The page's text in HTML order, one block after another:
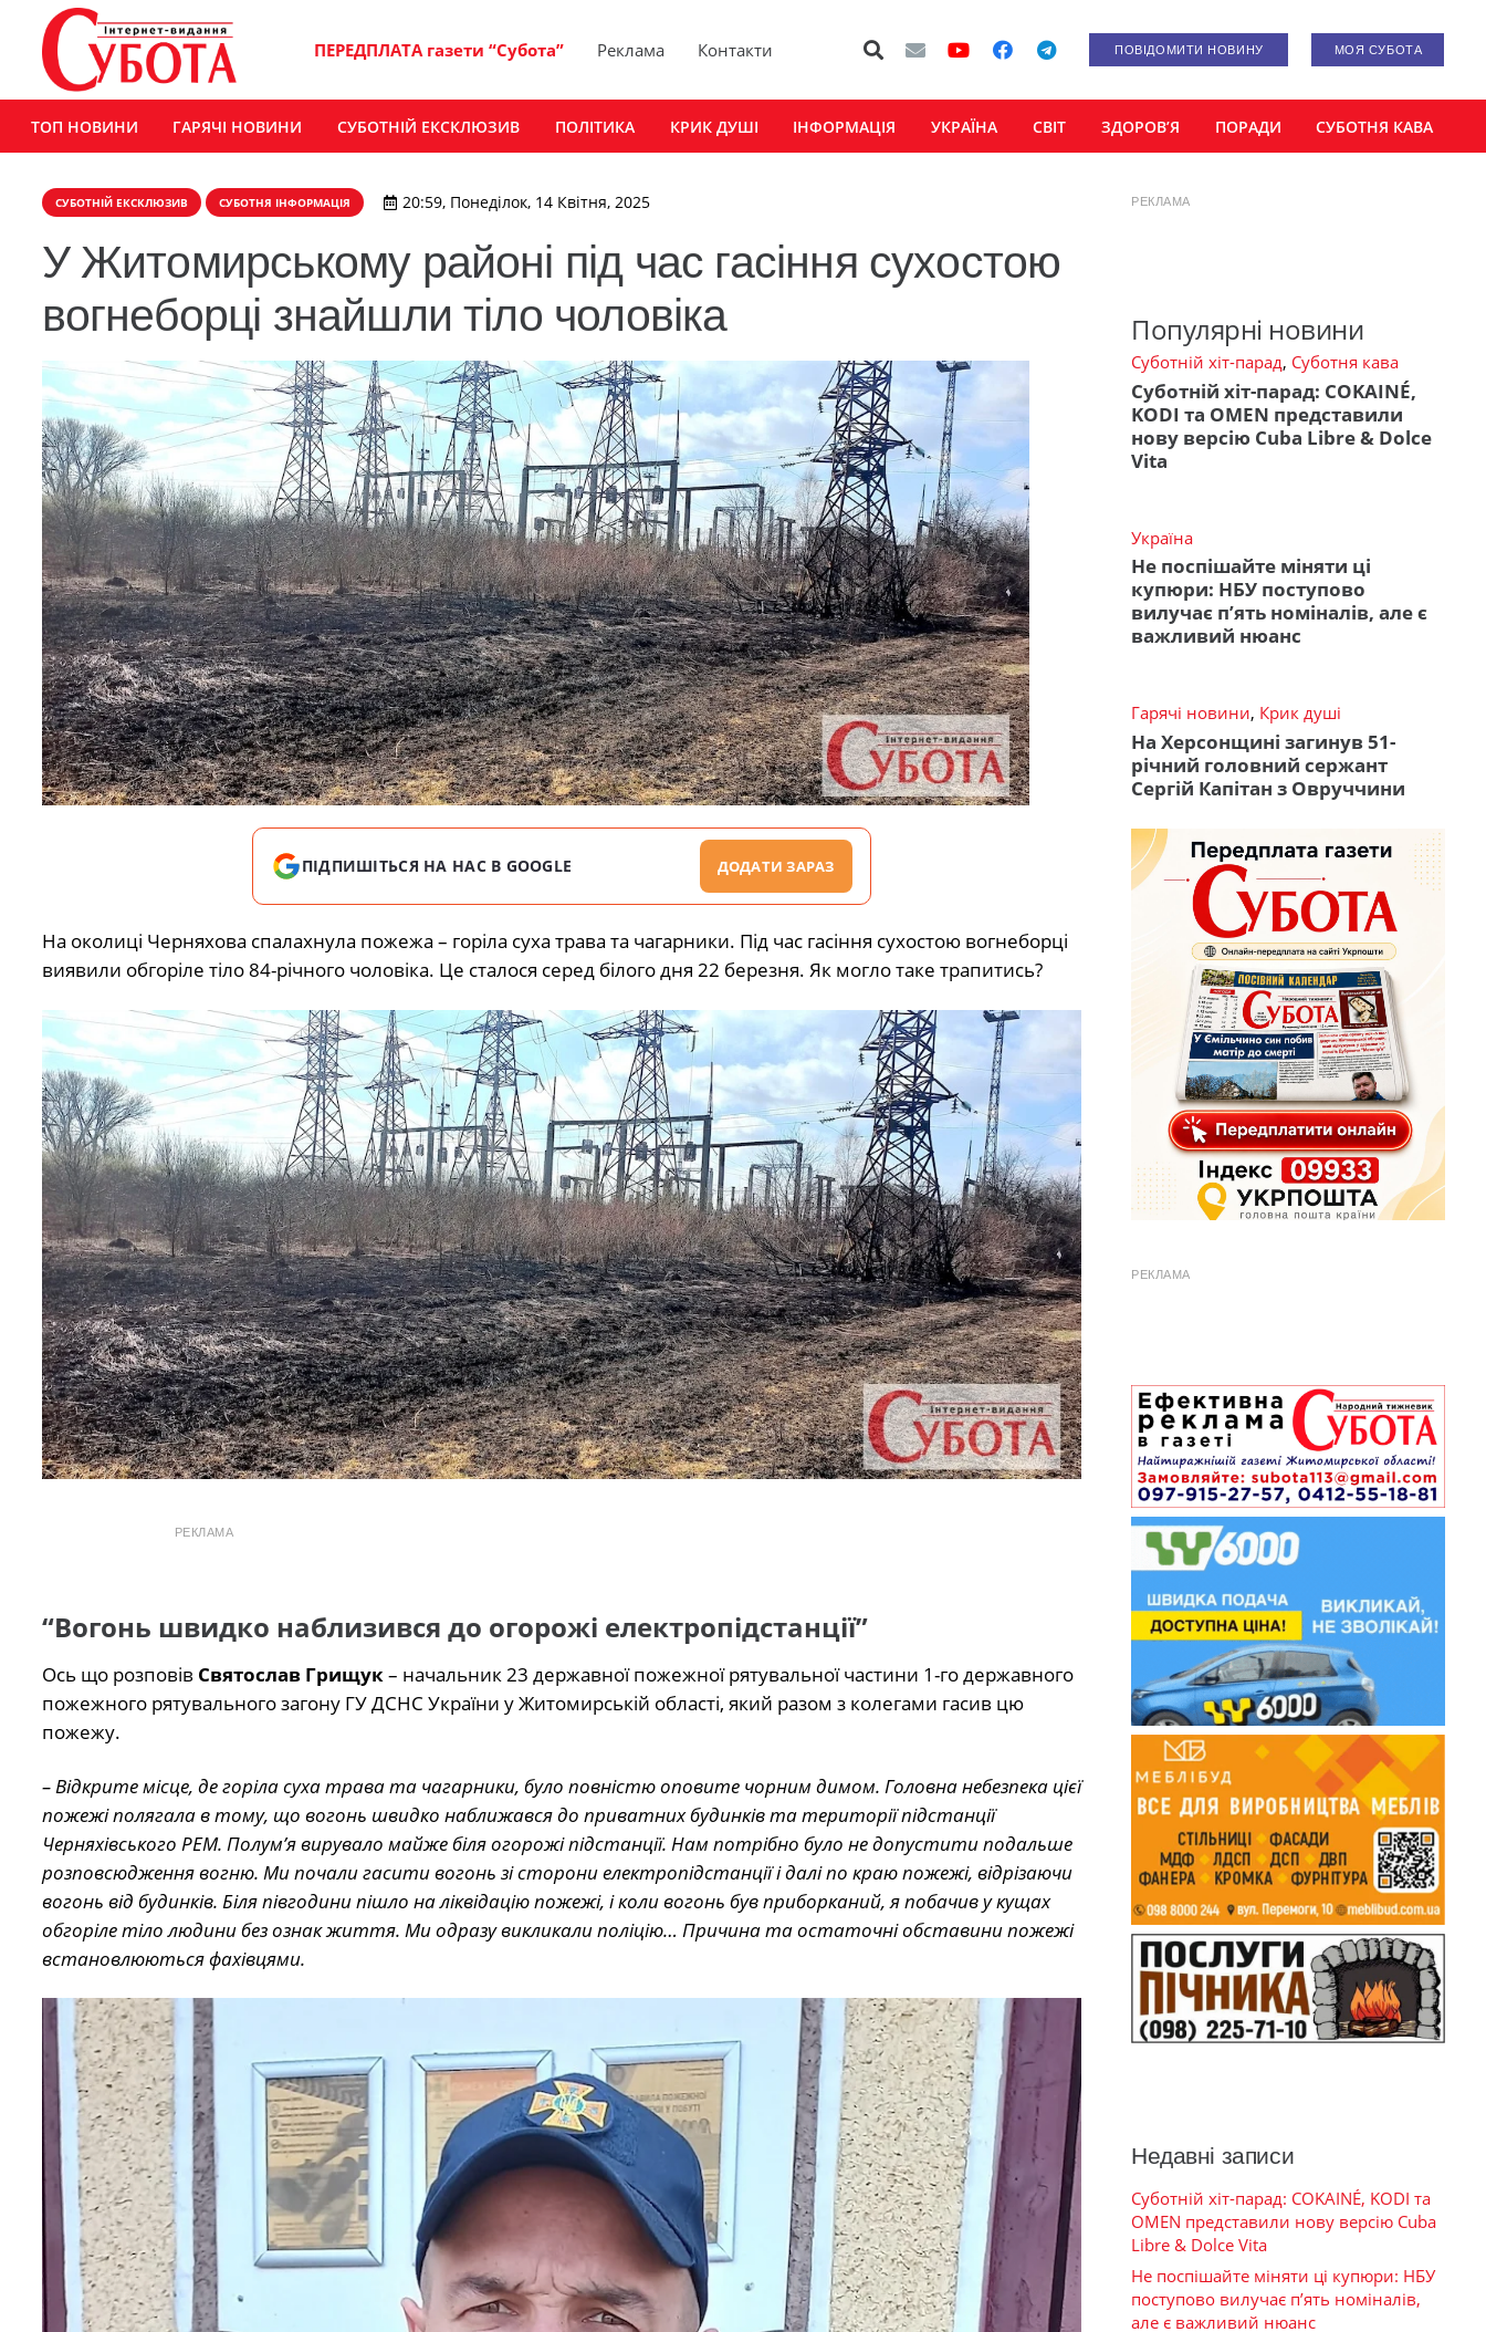
ПЕРЕДПЛАТА газети “Субота” Реклама Контакти ПОВІДОМИТИ НОВИНУ МОЯ СУБОТА
ТОП НОВИНИ ГАРЯЧІ НОВИНИ СУБОТНІЙ ЕКСКЛЮЗИВ ПОЛІТИКА КРИК ДУШІ ІНФОРМАЦІЯ УКРАЇНА СВІТ ЗДОРОВ’Я ПОРАДИ СУБОТНЯ КАВА
СУБОТНІЙ ЕКСКЛЮЗИВ СУБОТНЯ ІНФОРМАЦІЯ 20:59, Понеділок, 14 Квітня, 2025
У Житомирському районі під час гасіння сухостою
вогнеборці знайшли тіло чоловіка
ПІДПИШІТЬСЯ НА НАС В GOOGLE ДОДАТИ ЗАРАЗ
На околиці Черняхова спалахнула пожежа – горіла суха трава та чагарники. Під час гасіння сухостою вогнеборці
виявили обгоріле тіло 84-річного чоловіка. Це сталося серед білого дня 22 березня. Як могло таке трапитись?
РЕКЛАМА
“Вогонь швидко наблизився до огорожі електропідстанції”
Ось що розповів Святослав Грищук– начальник 23 державної пожежної рятувальної частини 1-го державного
пожежного рятувального загону ГУ ДСНС України у Житомирській області, який разом з колегами гасив цю
пожежу.
– Відкрите місце, де горіла суха трава та чагарники, було повністю оповите чорним димом. Головна небезпека цієї
пожежі полягала в тому, що вогонь швидко наближався до приватних будинків та території підстанції
Черняхівського РЕМ. Полум’я вирувало майже біля огорожі підстанції. Нам потрібно було не допустити подальше
розповсюдження вогню. Ми почали гасити вогонь зі сторони електропідстанції і далі по краю пожежі, відрізаючи
вогонь від будинків. Біля півгодини пішло на ліквідацію пожежі, і коли вогонь був приборканий, я побачив у кущах
обгоріле тіло людини без ознак життя. Ми одразу викликали поліцію… Причина та остаточні обставини пожежі
встановлюються фахівцями.
РЕКЛАМА
Популярні новини
Суботній хіт-парад, Суботня кава
Суботній хіт-парад: COKAINÉ,
KODI та OMEN представили
нову версію Cuba Libre & Dolce
Vita
Україна
Не поспішайте міняти ці
купюри: НБУ поступово
вилучає п’ять номіналів, але є
важливий нюанс
Гарячі новини, Крик душі
На Херсонщині загинув 51-
річний головний сержант
Сергій Капітан з Овруччини
РЕКЛАМА
Недавні записи
Суботній хіт-парад: COKAINÉ, KODI та
OMEN представили нову версію Cuba
Libre & Dolce Vita
Не поспішайте міняти ці купюри: НБУ
поступово вилучає п’ять номіналів,
але є важливий нюанс